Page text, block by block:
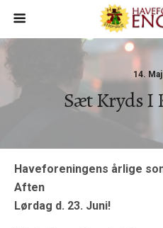
14.
Sæt Kryds I
Haveforeningens årlige
Aften
Lørdag d. 23. Juni!